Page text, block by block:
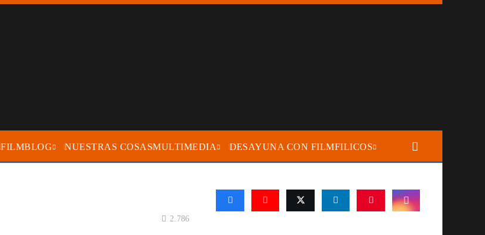
FILMBLOG NUESTRAS COSASMULTIMEDIA DESAYUNA CON FILMFILICOS
2.786